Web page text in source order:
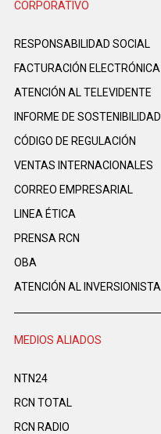
CORPORATIVO
RESPONSABILIDAD SOCIAL
FACTURACIÓN ELECTRÓNICA
ATENCIÓN AL TELEVIDENTE
INFORME DE SOSTENIBILIDAD
CÓDIGO DE REGULACIÓN
VENTAS INTERNACIONALES
CORREO EMPRESARIAL
LINEA ÉTICA
PRENSA RCN
OBA
ATENCIÓN AL INVERSIONISTA
MEDIOS ALIADOS
NTN24
RCN TOTAL
RCN RADIO